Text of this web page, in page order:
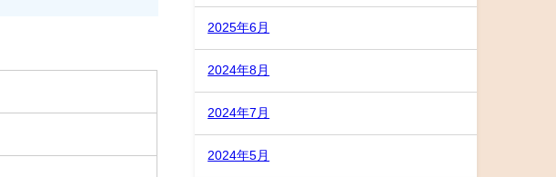
2025年6月
2024年8月
2024年7月
2024年5月